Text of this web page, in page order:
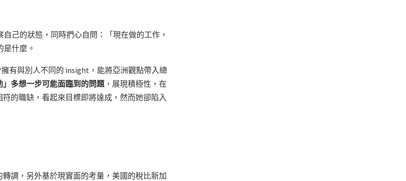
己的狀態，同時捫心自問：「現在做的工作，
什麼。
有與別人不同的 insight，能將亞洲觀點帶入總
」多想一步可能面臨到的問題，展現積極性，在
的職缺，看起來目標即將達成，然而她卻陷入
調，另外基於現實面的考量，美國的稅比新加